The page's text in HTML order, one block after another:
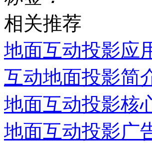
相关推荐
地面互动投影应
互动地面投影简
地面互动投影核
地面互动投影广